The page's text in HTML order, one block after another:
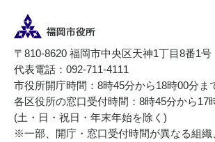
〒810-8620 福岡市中央区天神1丁目8番1号
代表電話：092-711-4111
市役所開庁時間：8時45分から18時00分ま
各区役所の窓口受付時間：8時45分から17
(土・日・祝日・年末年始を除く)
※一部、開庁・窓口受付時間が異なる組織